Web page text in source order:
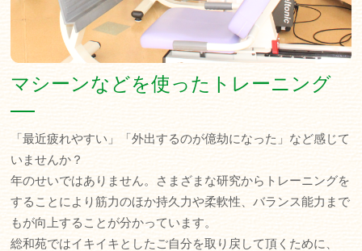
マシーンなどを使ったトレーニング
「最近疲れやすい」「外出するのが億劫になった」など感じて
いませんか？
年のせいではありません。さまざまな研究からトレーニングを
することにより筋力のほか持久力や柔軟性、バランス能力まで
もが向上することが分かっています。
総和苑ではイキイキとしたご自分を取り戻して頂くために、